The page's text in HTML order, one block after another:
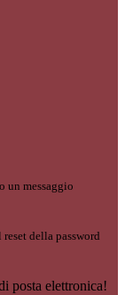
un messaggio
della password
posta elettronica!